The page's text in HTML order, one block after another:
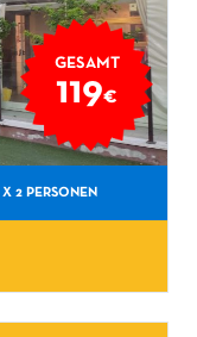
GESAMT
119€
X 2 PERSONEN